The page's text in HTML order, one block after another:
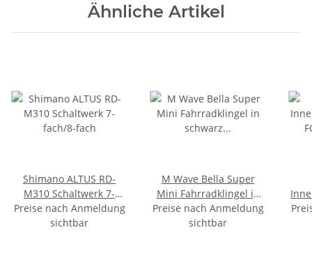
Ähnliche Artikel
Shimano ALTUS RD-
M310 Schaltwerk 7-
fach/8-fach
Preise nach Anmeldung
sichtbar
M Wave Bella Super
Mini Fahrradklingel in
schwarz Größe XS
Glocke Ø 23 mm
Preise nach Anmeldung
sichtbar